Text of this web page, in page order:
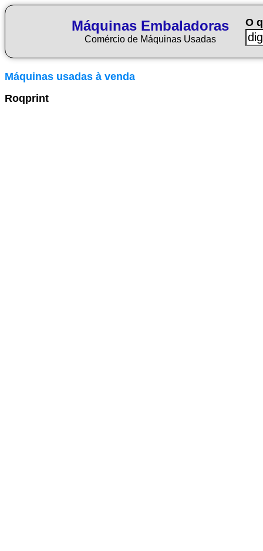
Máquinas Embaladoras
Comércio de Máquinas Usadas
O
Máquinas usadas à venda
Roqprint